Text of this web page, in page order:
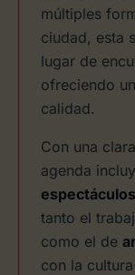
múltiples
ciudad, esta
lugar de
ofreciendo
calidad.
Con una
agenda
espectáculos
tanto el
como el de
con la